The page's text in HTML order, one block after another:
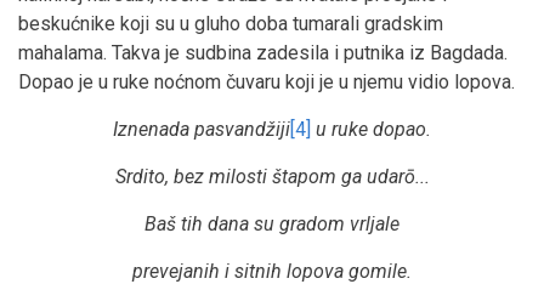
beskućnike koji su u gluho doba tumarali gradskim
mahalama. Takva je sudbina zadesila i putnika iz Bagdada.
Dopao je u ruke noćnom čuvaru koji je u njemu vidio lopova.
Iznenada pasvandžiji[4] u ruke dopao.
Srdito, bez milosti štapom ga udarō...
Baš tih dana su gradom vrljale
prevejanih i sitnih lopova gomile.